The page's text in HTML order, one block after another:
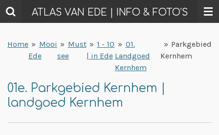
Ga
direct
de
hoofdinhoud
ATLAS VAN EDE | INFO & FOTO'S
Home » Mooi
Ede
» Must
see
» 1 - 10
| in Ede
» 01.
Landgoed
Kernhem
» Parkgebied
Kernhem
01e. Parkgebied Kernhem |
landgoed Kernhem